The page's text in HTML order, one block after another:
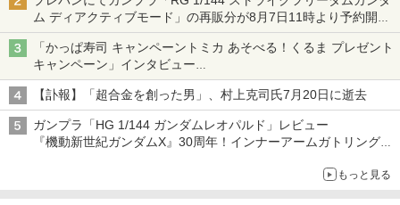
ム ディアクティブモード」の再販分が8月7日11時より予約開
始！
「かっぱ寿司 キャンペーントミカ あそべる！くるま プレゼント
キャンペーン」インタビュー
子どもが楽しめるかっぱ寿司ならではの体験とコラボの楽しさを
追求
【訃報】「超合金を創った男」、村上克司氏7月20日に逝去
ガンプラ「HG 1/144 ガンダムレオパルド」レビュー
『機動新世紀ガンダムX』30周年！インナーアームガトリングの
もっと見る